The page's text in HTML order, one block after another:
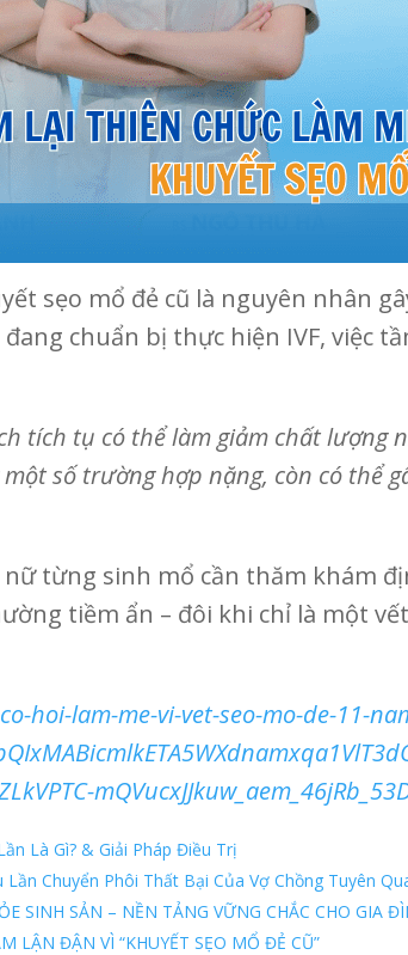
sẹo mổ đẻ cũ là nguyên nhân
chuẩn bị thực hiện IVF, việc
tích tụ có thể làm giảm chất
số trường hợp nặng, còn có thể
nữ từng sinh mổ cần thăm khám
tiềm ẩn – đôi khi chỉ là một
hoi-lam-me-vi-vet-seo-mo-de-11-
Là Gì? & Giải Pháp Điều Trị
Chuyển Phôi Thất Bại Của Vợ Chồng Tuyên
SINH SẢN – NỀN TẢNG VỮNG CHẮC CHO GIA
LẬN ĐẬN VÌ “KHUYẾT SẸO MỔ ĐẺ CŨ”